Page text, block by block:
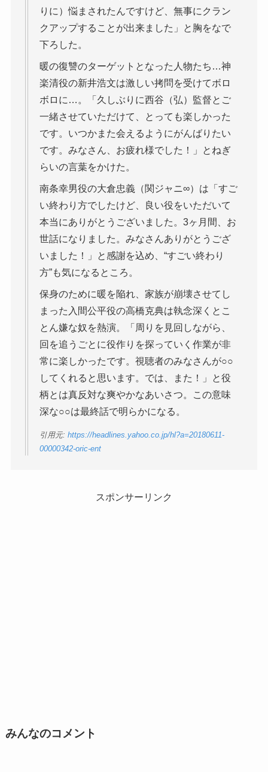
りに）悩まされたんですけど、無事にクラン
クアップすることが出来ました」と胸をなで
下ろした。
暖の復讐のターゲットとなった人物たち…神
楽清役の新井浩文は激しい拷問を受けてボロ
ボロに…。「久しぶりに西谷（弘）監督とご
一緒させていただけて、とっても楽しかった
です。いつかまた会えるようにがんばりたい
です。みなさん、お疲れ様でした！」とねぎ
らいの言葉をかけた。
南条幸男役の大倉忠義（関ジャニ∞）は「すご
い終わり方でしたけど、良い役をいただいて
本当にありがとうございました。3ヶ月間、お
世話になりました。みなさんありがとうござ
いました！」と感謝を込め、“すごい終わり
方”も気になるところ。
保身のために暖を陥れ、家族が崩壊させてし
まった入間公平役の高橋克典は執念深くとこ
とん嫌な奴を熱演。「周りを見回しながら、
回を追うごとに役作りを探っていく作業が非
常に楽しかったです。視聴者のみなさんが○○
してくれると思います。では、また！」と役
柄とは真反対な爽やかなあいさつ。この意味
深な○○は最終話で明らかになる。
引用元: https://headlines.yahoo.co.jp/hl?a=20180611-
00000342-oric-ent
スポンサーリンク
みんなのコメント